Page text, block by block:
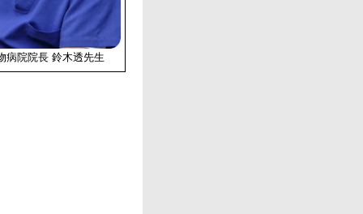
病院院長 鈴木透先生